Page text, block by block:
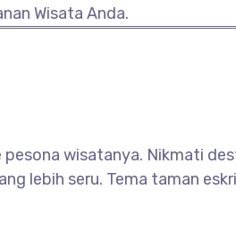
Wisata Anda.
wisatanya. Nikmati
lebih seru. Tema taman